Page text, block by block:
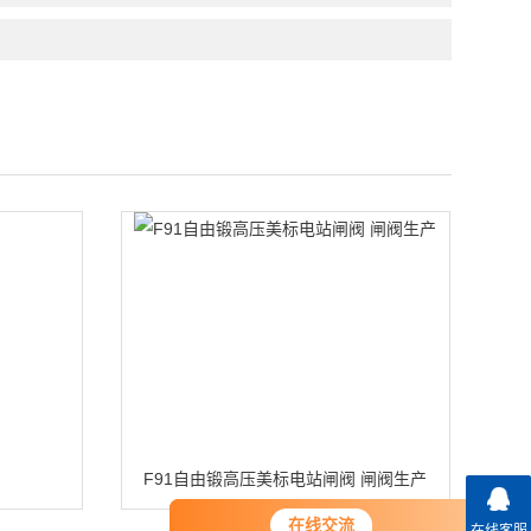
在线交流
在线交流
F91自由锻高压美标电站闸阀 闸阀生产